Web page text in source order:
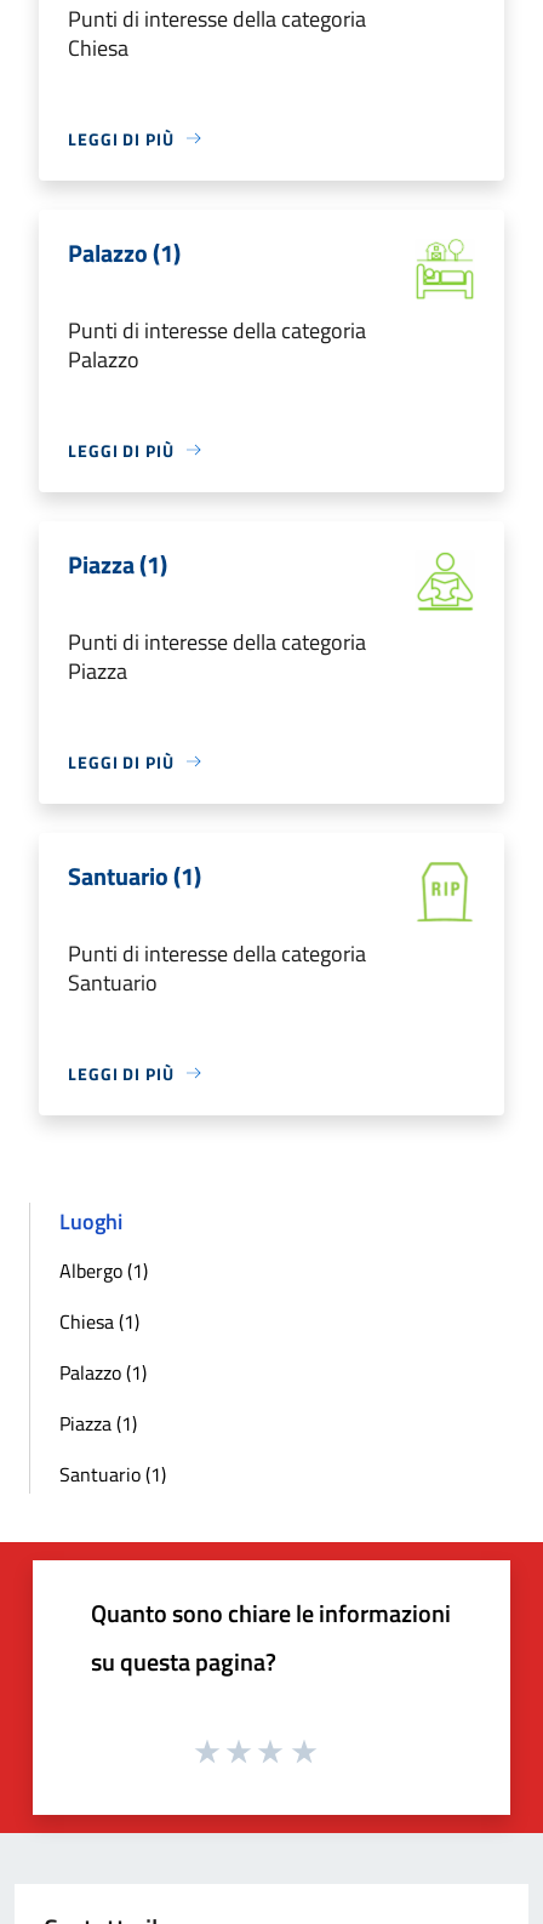
Punti di interesse della categoria
Chiesa
LEGGI DI PIÙ
Palazzo (1)
Punti di interesse della categoria
Palazzo
LEGGI DI PIÙ
Piazza (1)
Punti di interesse della categoria
Piazza
LEGGI DI PIÙ
Santuario (1)
Punti di interesse della categoria
Santuario
LEGGI DI PIÙ
Luoghi
Albergo (1)
Chiesa (1)
Palazzo (1)
Piazza (1)
Santuario (1)
Quanto sono chiare le informazioni
su questa pagina?